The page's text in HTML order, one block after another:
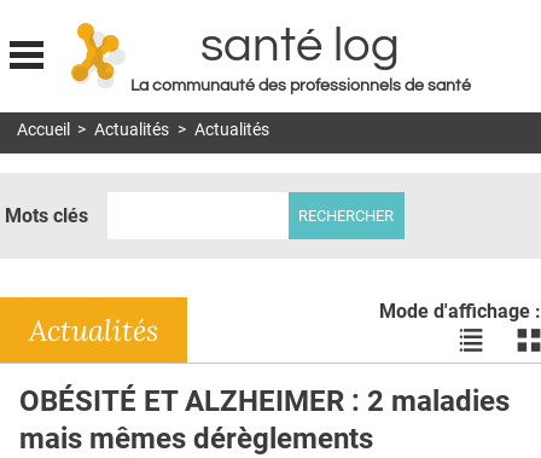
Jump to navigation
santé log
La communauté des professionnels de santé
MON COMPTE
DOSSIERS
RÉSEAUX
E-REVUE SAD
Accueil > Actualités > Actualités
Mots clés
Mode d'affichage :
Voir
les
en
les
Actualités
OBÉSITÉ ET ALZHEIMER : 2 maladies
mais mêmes dérèglements